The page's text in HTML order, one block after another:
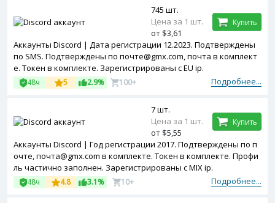
Аккаунты Discord | Дата регистрации 12.2023. Подтверждены
по SMS. Подтверждены по почте@gmx.com, почта в комплект
е. Токен в комплекте. Зарегистрированы с EU ip.
Подробнее...
48ч 5 2.9% 100+
745 шт.
Цена за 1 шт.
от $3,61
Купить
Аккаунты Discord | Год регистрации 2017. Подтверждены по п
очте, почта@gmx.com в комплекте. Токен в комплекте. Профи
ль частично заполнен. Зарегистрированы с MIX ip.
Подробнее...
48ч 4.8 3.1% 10+
7 шт.
Цена за 1 шт.
от $5,55
Купить